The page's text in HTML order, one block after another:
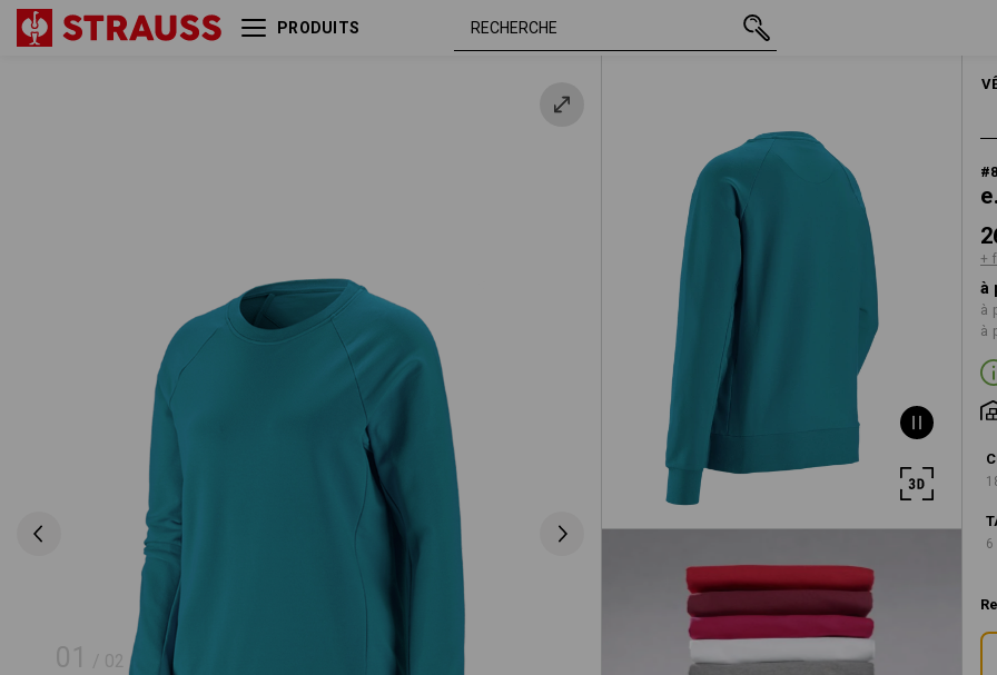
PRODUITS
01 / 02
FEMMES
#
+
à
à
à
e.s. Sweatshirt cotton
océan XS 26,06 €